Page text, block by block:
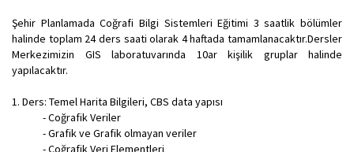
Şehir Planlamada Coğrafi Bilgi Sistemleri Eğitimi 3 saatlik bölümler
halinde toplam 24 ders saati olarak 4 haftada tamamlanacaktır.Dersler
Merkezimizin GIS laboratuvarında 10ar kişilik gruplar halinde
yapılacaktır.
1. Ders: Temel Harita Bilgileri, CBS data yapısı
- Coğrafik Veriler
- Grafik ve Grafik olmayan veriler